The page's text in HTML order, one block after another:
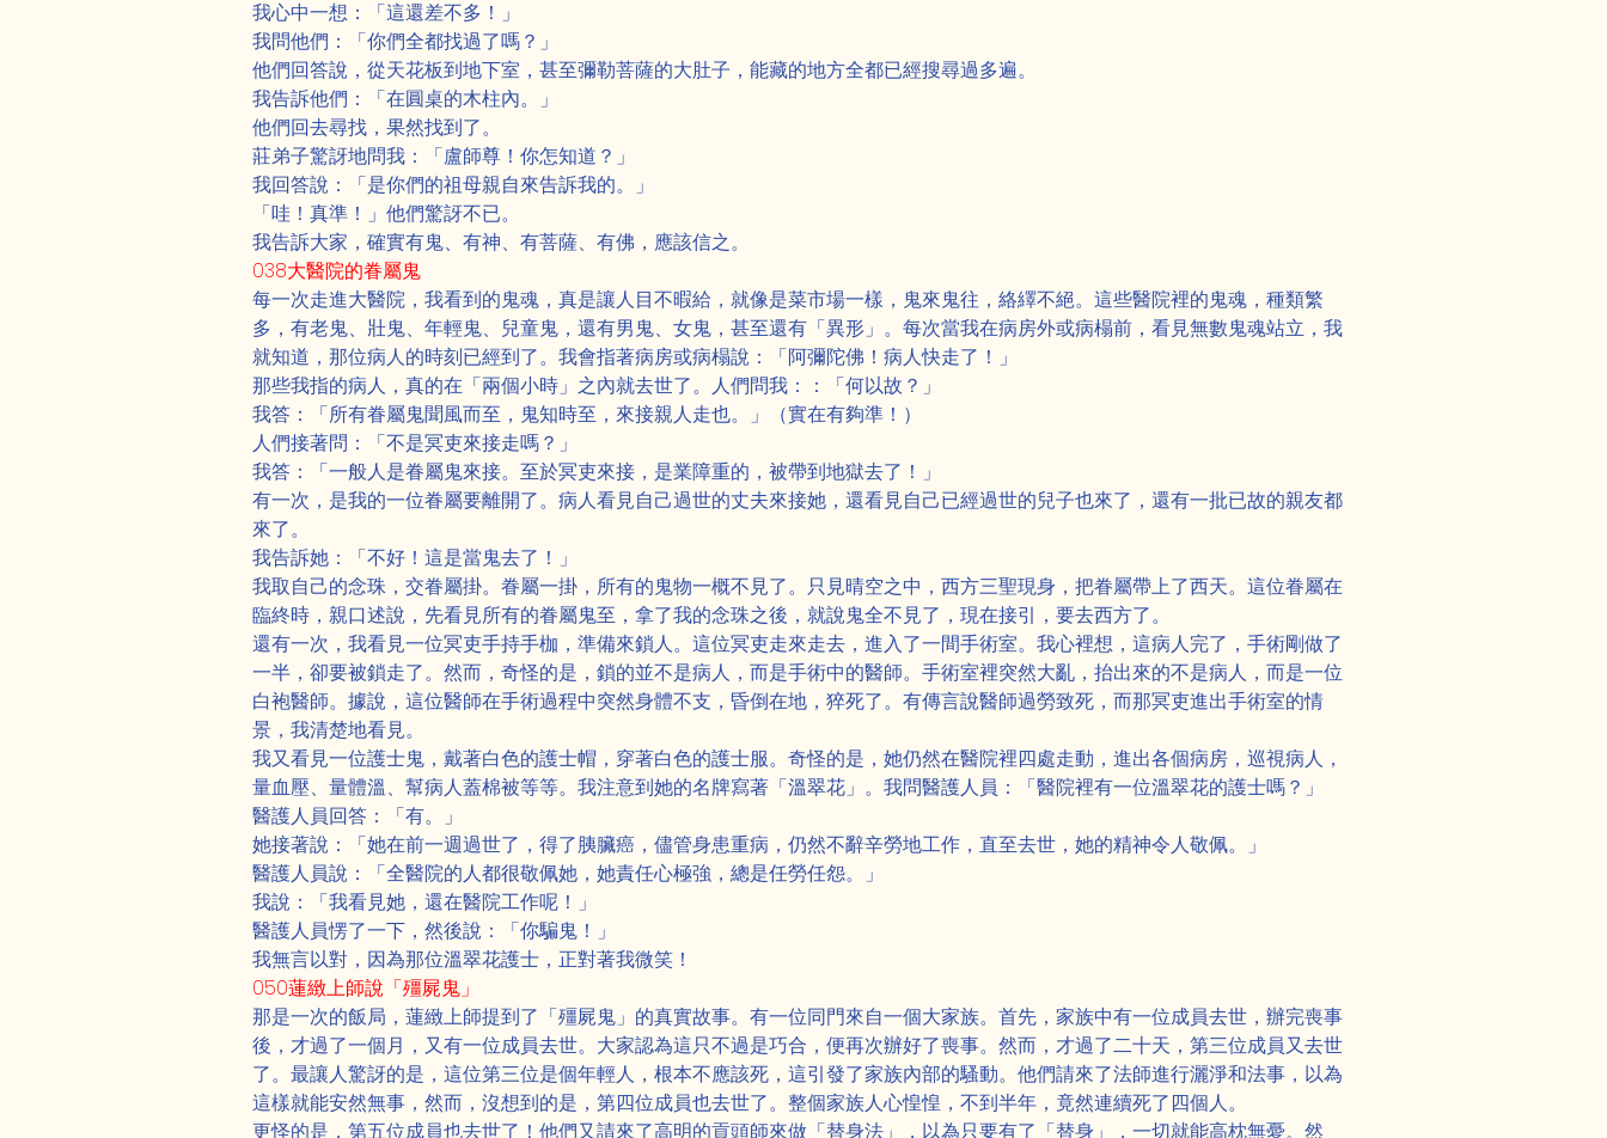
我心中一想：「這還差不多！」
我問他們：「你們全都找過了嗎？」
他們回答說，從天花板到地下室，甚至彌勒菩薩的大肚子，能藏的地方全都已經搜尋過多遍。
我告訴他們：「在圓桌的木柱內。」
他們回去尋找，果然找到了。
莊弟子驚訝地問我：「盧師尊！你怎知道？」
我回答說：「是你們的祖母親自來告訴我的。」
「哇！真準！」他們驚訝不已。
我告訴大家，確實有鬼、有神、有菩薩、有佛，應該信之。
038大醫院的眷屬鬼
每一次走進大醫院，我看到的鬼魂，真是讓人目不暇給，就像是菜市場一樣，鬼來鬼往，絡繹不絕。這些醫院裡的鬼魂，種類繁
多，有老鬼、壯鬼、年輕鬼、兒童鬼，還有男鬼、女鬼，甚至還有「異形」。每次當我在病房外或病榻前，看見無數鬼魂站立，我
就知道，那位病人的時刻已經到了。我會指著病房或病榻說：「阿彌陀佛！病人快走了！」
那些我指的病人，真的在「兩個小時」之內就去世了。人們問我：：「何以故？」
我答：「所有眷屬鬼聞風而至，鬼知時至，來接親人走也。」（實在有夠準！）
人們接著問：「不是冥吏來接走嗎？」
我答：「一般人是眷屬鬼來接。至於冥吏來接，是業障重的，被帶到地獄去了！」
有一次，是我的一位眷屬要離開了。病人看見自己過世的丈夫來接她，還看見自己已經過世的兒子也來了，還有一批已故的親友都
來了。
我告訴她：「不好！這是當鬼去了！」
我取自己的念珠，交眷屬掛。眷屬一掛，所有的鬼物一概不見了。只見晴空之中，西方三聖現身，把眷屬帶上了西天。這位眷屬在
臨終時，親口述說，先看見所有的眷屬鬼至，拿了我的念珠之後，就說鬼全不見了，現在接引，要去西方了。
還有一次，我看見一位冥吏手持手枷，準備來鎖人。這位冥吏走來走去，進入了一間手術室。我心裡想，這病人完了，手術剛做了
一半，卻要被鎖走了。然而，奇怪的是，鎖的並不是病人，而是手術中的醫師。手術室裡突然大亂，抬出來的不是病人，而是一位
白袍醫師。據說，這位醫師在手術過程中突然身體不支，昏倒在地，猝死了。有傳言說醫師過勞致死，而那冥吏進出手術室的情
景，我清楚地看見。
我又看見一位護士鬼，戴著白色的護士帽，穿著白色的護士服。奇怪的是，她仍然在醫院裡四處走動，進出各個病房，巡視病人，
量血壓、量體溫、幫病人蓋棉被等等。我注意到她的名牌寫著「溫翠花」。我問醫護人員：「醫院裡有一位溫翠花的護士嗎？」
醫護人員回答：「有。」
她接著說：「她在前一週過世了，得了胰臟癌，儘管身患重病，仍然不辭辛勞地工作，直至去世，她的精神令人敬佩。」
醫護人員說：「全醫院的人都很敬佩她，她責任心極強，總是任勞任怨。」
我說：「我看見她，還在醫院工作呢！」
醫護人員愣了一下，然後說：「你騙鬼！」
我無言以對，因為那位溫翠花護士，正對著我微笑！
050蓮緻上師說「殭屍鬼」
那是一次的飯局，蓮緻上師提到了「殭屍鬼」的真實故事。有一位同門來自一個大家族。首先，家族中有一位成員去世，辦完喪事
後，才過了一個月，又有一位成員去世。大家認為這只不過是巧合，便再次辦好了喪事。然而，才過了二十天，第三位成員又去世
了。最讓人驚訝的是，這位第三位是個年輕人，根本不應該死，這引發了家族內部的騷動。他們請來了法師進行灑淨和法事，以為
這樣就能安然無事，然而，沒想到的是，第四位成員也去世了。整個家族人心惶惶，不到半年，竟然連續死了四個人。
更怪的是，第五位成員也去世了！他們又請來了高明的貢頭師來做「替身法」，以為只要有了「替身」，一切就能高枕無憂。然